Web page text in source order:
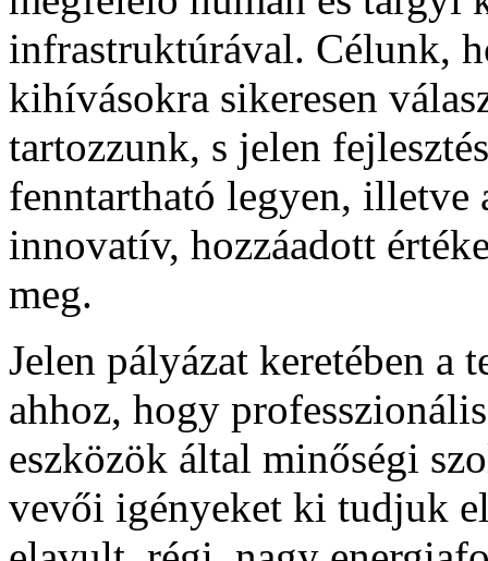
infrastruktúrával. Célunk,
kihívásokra sikeresen
tartozzunk, s jelen
fenntartható legyen, illetve
innovatív, hozzáadott
meg.
Jelen pályázat keretében a
ahhoz, hogy
eszközök által minőségi
vevői igényeket ki tudjuk